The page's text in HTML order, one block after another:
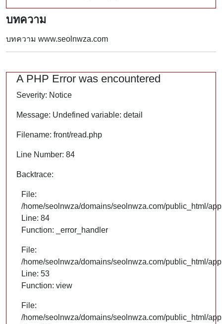
บทความ
บทความ www.seolnwza.com
A PHP Error was encountered
Severity: Notice
Message: Undefined variable: detail
Filename: front/read.php
Line Number: 84
Backtrace:
File:
/home/seolnwza/domains/seolnwza.com/public_html/
Line: 84
Function: _error_handler
File:
/home/seolnwza/domains/seolnwza.com/public_html/
Line: 53
Function: view
File:
/home/seolnwza/domains/seolnwza.com/public_html/